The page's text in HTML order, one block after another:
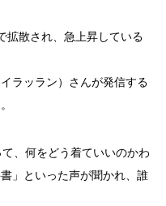
拡散され、急上昇している
ラッラン）さんが発信する
、何をどう着ていいのかわ
」といった声が聞かれ、誰